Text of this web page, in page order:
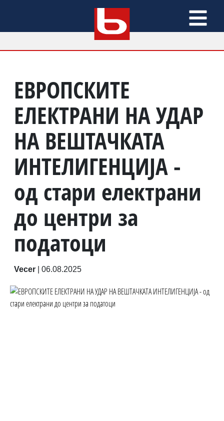
ЕВРОПСКИТЕ
ЕЛЕКТРАНИ НА УДАР
НА ВЕШТАЧКАТА
ИНТЕЛИГЕНЦИЈА -
од стари електрани
до центри за
податоци
Vecer 06.08.2025